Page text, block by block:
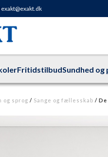
exakt@exakt.dk
FritidstilbudSundhed og
og sprog / Sange og fællesskab / De